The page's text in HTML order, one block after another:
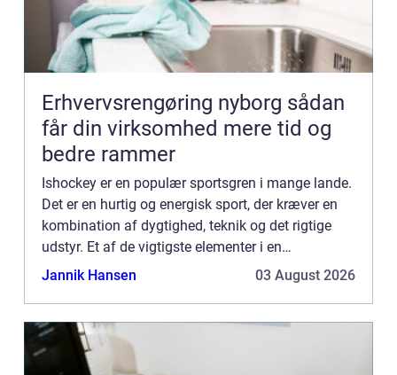
Erhvervsrengøring nyborg sådan
får din virksomhed mere tid og
bedre rammer
Ishockey er en populær sportsgren i mange lande.
Det er en hurtig og energisk sport, der kræver en
kombination af dygtighed, teknik og det rigtige
udstyr. Et af de vigtigste elementer i en
ishockeyspillers udstyr er ishockeyskøjter...
Jannik Hansen 03 August 2026